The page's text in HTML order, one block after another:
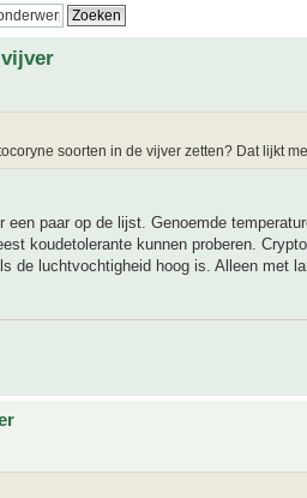
soorten in de vijver zetten? Dat lijkt
een paar op de lijst. Genoemde
koudetolerante kunnen proberen.
de luchtvochtigheid hoog is. Alleen met